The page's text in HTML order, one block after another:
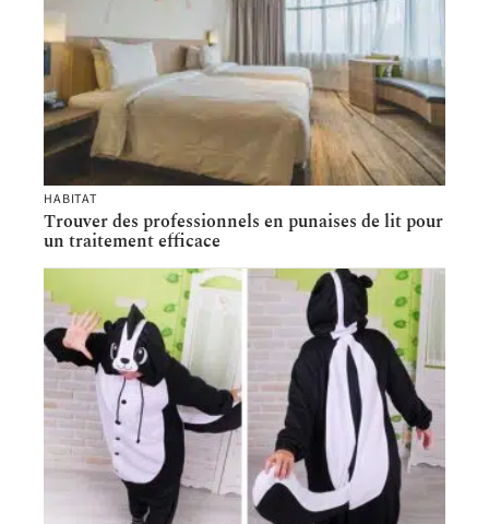
HABITAT
Trouver des professionnels en punaises de lit pour
un traitement efficace